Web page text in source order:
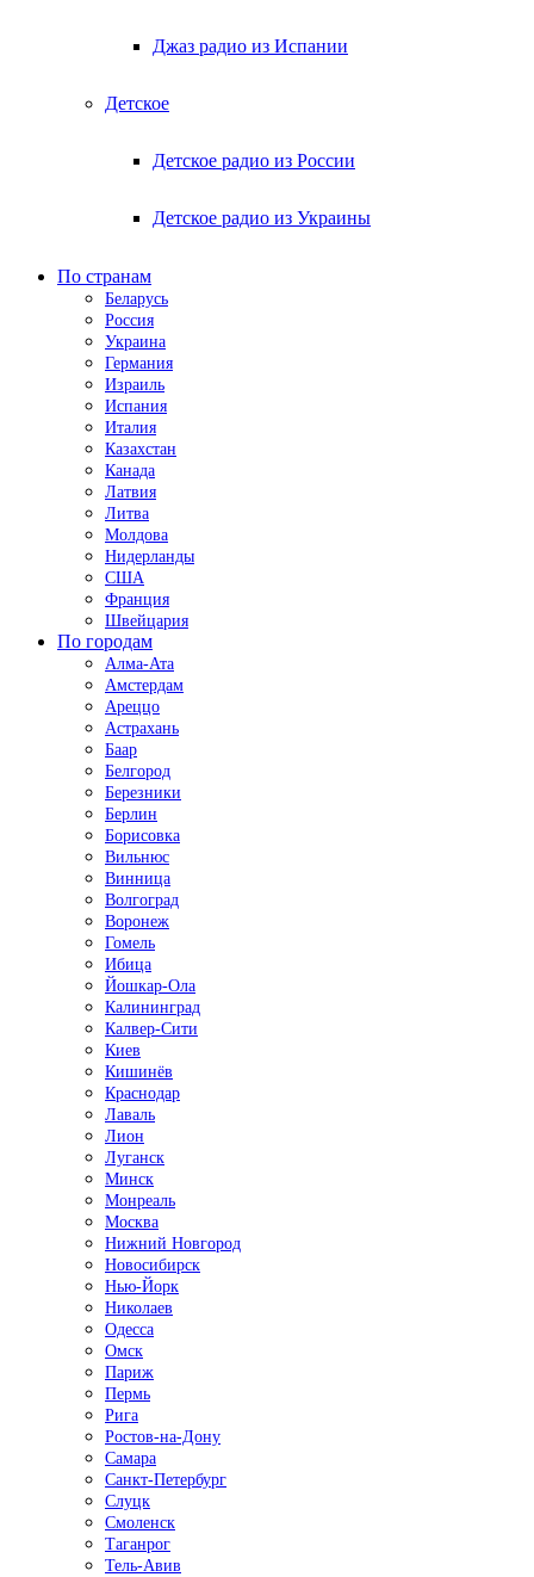
Джаз радио из Испании
Детское
Детское радио из России
Детское радио из Украины
По странам
Беларусь
Россия
Украина
Германия
Израиль
Испания
Италия
Казахстан
Канада
Латвия
Литва
Молдова
Нидерланды
США
Франция
Швейцария
По городам
Алма-Ата
Амстердам
Ареццо
Астрахань
Баар
Белгород
Березники
Берлин
Борисовка
Вильнюс
Винница
Волгоград
Воронеж
Гомель
Ибица
Йошкар-Ола
Калининград
Калвер-Сити
Киев
Кишинёв
Краснодар
Лаваль
Лион
Луганск
Минск
Монреаль
Москва
Нижний Новгород
Новосибирск
Нью-Йорк
Николаев
Одесса
Омск
Париж
Пермь
Рига
Ростов-на-Дону
Самара
Санкт-Петербург
Слуцк
Смоленск
Таганрог
Тель-Авив